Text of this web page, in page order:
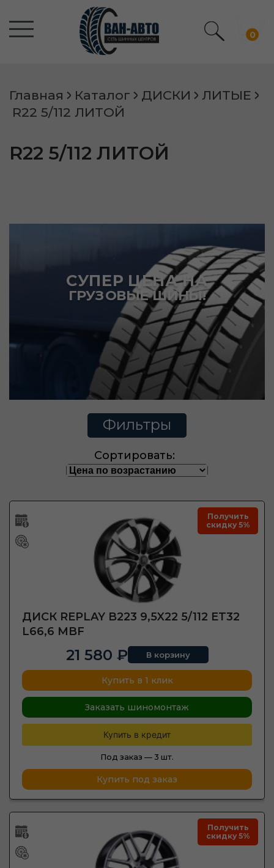
0
Главная Каталог ДИСКИ
ЛИТЫЕ
R22 5/112 ЛИТОЙ
R22 5/112 ЛИТОЙ
СУПЕР ЦЕНА НА
ГРУЗОВЫЕ ШИНЫ!
Фильтры
Сортировать:
Получить
скидку 5%
ДИСК REPLAY B223 9,5X22 5/112 ET32
L66,6 MBF
21 580 ₽ В корзину
Купить в 1 клик
Заказать шиномонтаж
Купить в кредит
Под заказ — 3 шт.
Купить под заказ
Получить
скидку 5%